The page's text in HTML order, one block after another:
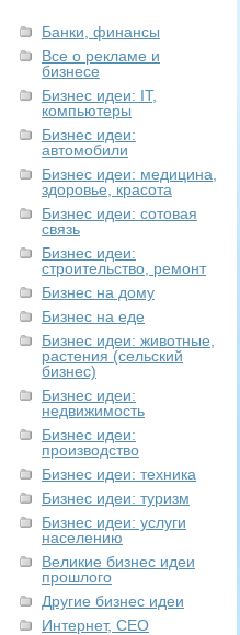
Банки, финансы
Все о рекламе и
бизнесе
Бизнес идеи: IT,
компьютеры
Бизнес идеи:
автомобили
Бизнес идеи: медицина,
здоровье, красота
Бизнес идеи: сотовая
связь
Бизнес идеи:
строительство, ремонт
Бизнес на дому
Бизнес на еде
Бизнес идеи: животные,
растения (сельский
бизнес)
Бизнес идеи:
недвижимость
Бизнес идеи:
производство
Бизнес идеи: техника
Бизнес идеи: туризм
Бизнес идеи: услуги
населению
Великие бизнес идеи
прошлого
Другие бизнес идеи
Интернет, СЕО